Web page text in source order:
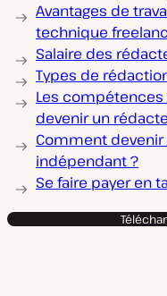
Avantages de
technique
Salaire des
Types de
Les
devenir un
Comment
indépendant ?
Se faire payer en